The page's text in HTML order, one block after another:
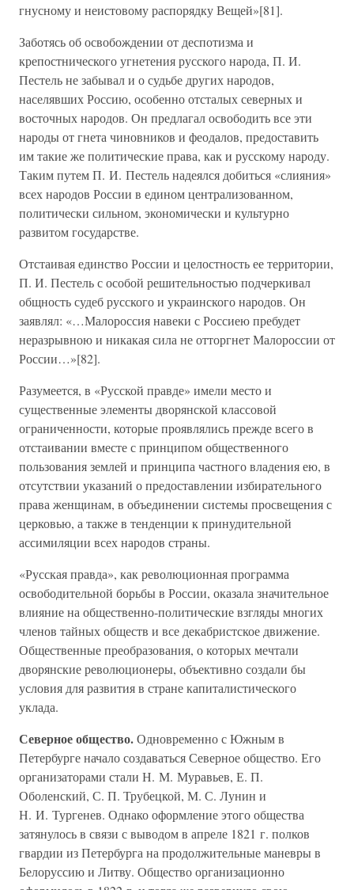
гнусному и неистовому распорядку Вещей»[81].
Заботясь об освобождении от деспотизма и
крепостнического угнетения русского народа, П. И.
Пестель не забывал и о судьбе других народов,
населявших Россию, особенно отсталых северных и
восточных народов. Он предлагал освободить все эти
народы от гнета чиновников и феодалов, предоставить
им такие же политические права, как и русскому народу.
Таким путем П. И. Пестель надеялся добиться «слияния»
всех народов России в едином централизованном,
политически сильном, экономически и культурно
развитом государстве.
Отстаивая единство России и целостность ее территории,
П. И. Пестель с особой решительностью подчеркивал
общность судеб русского и украинского народов. Он
заявлял: «…Малороссия навеки с Россиею пребудет
неразрывною и никакая сила не отторгнет Малороссии от
России…»[82].
Разумеется, в «Русской правде» имели место и
существенные элементы дворянской классовой
ограниченности, которые проявлялись прежде всего в
отстаивании вместе с принципом общественного
пользования землей и принципа частного владения ею, в
отсутствии указаний о предоставлении избирательного
права женщинам, в объединении системы просвещения с
церковью, а также в тенденции к принудительной
ассимиляции всех народов страны.
«Русская правда», как революционная программа
освободительной борьбы в России, оказала значительное
влияние на общественно-политические взгляды многих
членов тайных обществ и все декабристское движение.
Общественные преобразования, о которых мечтали
дворянские революционеры, объективно создали бы
условия для развития в стране капиталистического
уклада.
Северное общество.Одновременно с Южным в
Петербурге начало создаваться Северное общество. Его
организаторами стали Н. М. Муравьев, Е. П.
Оболенский, С. П. Трубецкой, М. С. Лунин и
Н. И. Тургенев. Однако оформление этого общества
затянулось в связи с выводом в апреле 1821 г. полков
гвардии из Петербурга на продолжительные маневры в
Белоруссию и Литву. Общество организационно